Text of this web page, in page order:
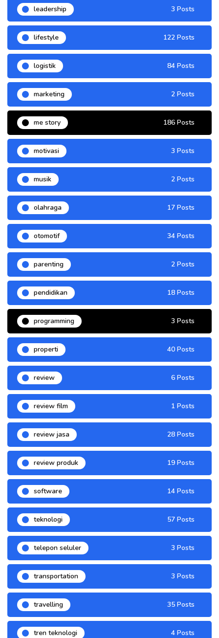
leadership 3 Posts
lifestyle 122 Posts
logistik 84 Posts
marketing 2 Posts
me story 186 Posts
motivasi 3 Posts
musik 2 Posts
olahraga 17 Posts
otomotif 34 Posts
parenting 2 Posts
pendidikan 18 Posts
programming 3 Posts
properti 40 Posts
review 6 Posts
review film 1 Posts
review jasa 28 Posts
review produk 19 Posts
software 14 Posts
teknologi 57 Posts
telepon seluler 3 Posts
transportation 3 Posts
travelling 35 Posts
tren teknologi 4 Posts